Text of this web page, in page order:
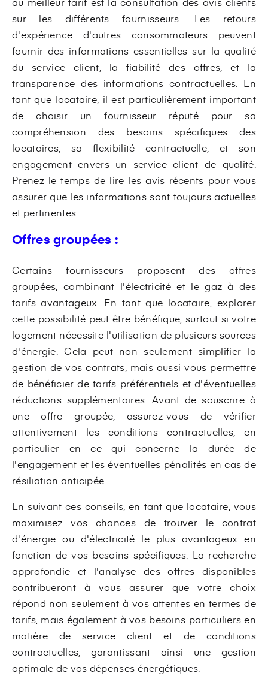
sur les différents fournisseurs. Les retours
d'expérience d'autres consommateurs peuvent
fournir des informations essentielles sur la qualité
du service client, la fiabilité des offres, et la
transparence des informations contractuelles. En
tant que locataire, il est particulièrement important
de choisir un fournisseur réputé pour sa
compréhension des besoins spécifiques des
locataires, sa flexibilité contractuelle, et son
engagement envers un service client de qualité.
Prenez le temps de lire les avis récents pour vous
assurer que les informations sont toujours actuelles
et pertinentes.
Offres groupées :
Certains fournisseurs proposent des offres
groupées, combinant l'électricité et le gaz à des
tarifs avantageux. En tant que locataire, explorer
cette possibilité peut être bénéfique, surtout si votre
logement nécessite l'utilisation de plusieurs sources
d'énergie. Cela peut non seulement simplifier la
gestion de vos contrats, mais aussi vous permettre
de bénéficier de tarifs préférentiels et d'éventuelles
réductions supplémentaires. Avant de souscrire à
une offre groupée, assurez-vous de vérifier
attentivement les conditions contractuelles, en
particulier en ce qui concerne la durée de
l'engagement et les éventuelles pénalités en cas de
résiliation anticipée.
En suivant ces conseils, en tant que locataire, vous
maximisez vos chances de trouver le contrat
d'énergie ou d'électricité le plus avantageux en
fonction de vos besoins spécifiques. La recherche
approfondie et l'analyse des offres disponibles
contribueront à vous assurer que votre choix
répond non seulement à vos attentes en termes de
tarifs, mais également à vos besoins particuliers en
matière de service client et de conditions
contractuelles, garantissant ainsi une gestion
optimale de vos dépenses énergétiques.